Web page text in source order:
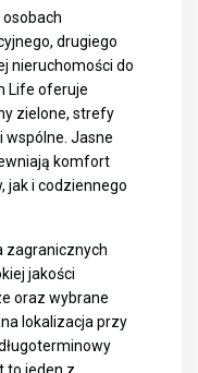
drugiego
nieruchomości do
Life oferuje
zielone, strefy
wspólne. Jasne
komfort
jak i codziennego
zagranicznych
jakości
oraz wybrane
lokalizacja przy